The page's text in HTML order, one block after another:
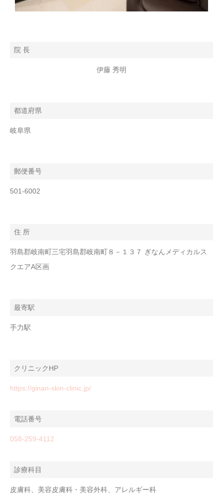
院 長
伊藤 秀明
都道府県
岐阜県
郵便番号
501-6002
住 所
羽島郡岐南町三宅羽島郡岐南町８－１３７ ぎなんメディカルス
クエアA区画
最寄駅
手力駅
クリニックHP
https://ginan-skin-clinic.jp/
電話番号
058-259-4112
診療科目
皮膚科、美容皮膚科・美容外科、アレルギー科